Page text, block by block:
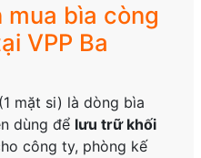
mua bìa còng
VPP Ba
(1 mặt si) là dòng bìa
dùng để lưu trữ khối
công ty, phòng kế